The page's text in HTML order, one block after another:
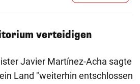
verteidigen
Javier Martínez-Acha sagte
Land "weiterhin entschlossen